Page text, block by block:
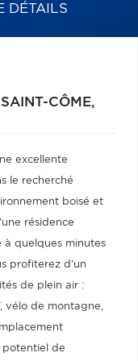
DÉTAILS
SAINT-CÔME,
excellente
le recherché
boisé et
résidence
à quelques minutes
profiterez d'un
de plein air :
vélo de montagne,
potentiel de